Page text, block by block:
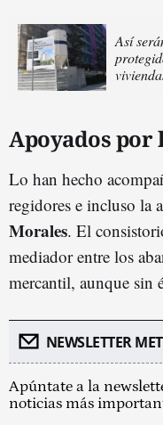
Así
Apoyados por
Lo han hecho
regidores e incluso la
Morales. El
mediador entre los
mercantil, aunque sin
NEWSLETTER
Apúntate a la
noticias más